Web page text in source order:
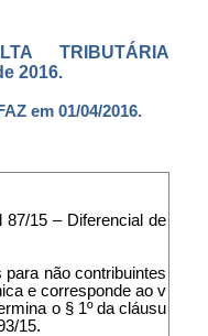
TRIBUTÁRIA
2016.
em 01/04/2016.
87/15 – Diferencial de
para não contribuintes
e corresponde ao v
o § 1º da cláusu
15.